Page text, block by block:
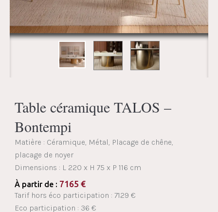
Table céramique TALOS –
Bontempi
Matière : Céramique, Métal, Placage de chêne,
placage de noyer
Dimensions : L 220 x H 75 x P 116 cm
À partir de : 7165 €
Tarif hors éco participation : 7129 €
Eco participation : 36 €